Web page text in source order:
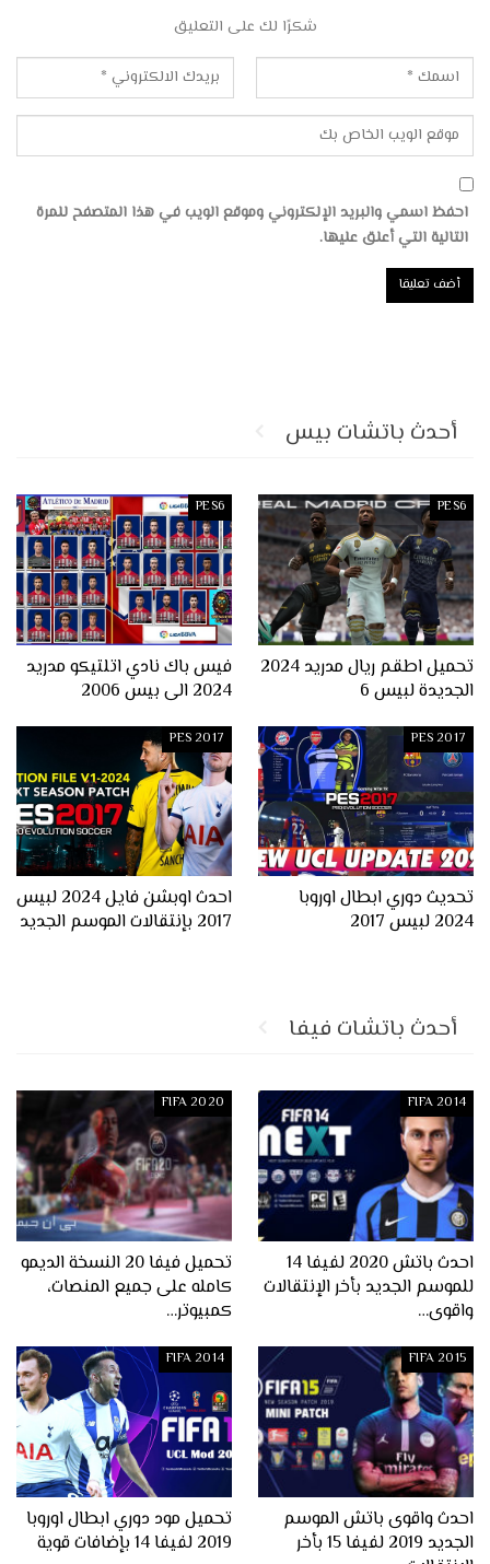
شكرًا لك على التعليق
احفظ اسمي والبريد الإلكتروني وموقع الويب في هذا المتصفح للمرة
التالية التي أعلق عليها.
أحدث باتشات بيس
PES6
تحميل اطقم ريال مدريد 2024
الجديدة لبيس 6
PES6
فيس باك نادي اتلتيكو مدريد
2024 الى بيس 2006
PES 2017
تحديث دوري ابطال اوروبا
2024 لبيس 2017
PES 2017
احدث اوبشن فايل 2024 لبيس
2017 بإنتقالات الموسم الجديد
أحدث باتشات فيفا
FIFA 2014
احدث باتش 2020 لفيفا 14
للموسم الجديد بأخر الإنتقالات
واقوى…
FIFA 2020
تحميل فيفا 20 النسخة الديمو
كامله على جميع المنصات،
كمبيوتر…
FIFA 2015
احدث واقوى باتش الموسم
الجديد 2019 لفيفا 15 بأخر
FIFA 2014
تحميل مود دوري ابطال اوروبا
2019 لفيفا 14 بإضافات قوية